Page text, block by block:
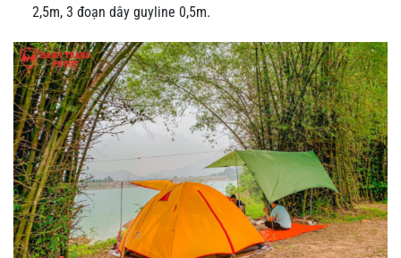
2,5m, 3 đoạn dây guyline 0,5m.